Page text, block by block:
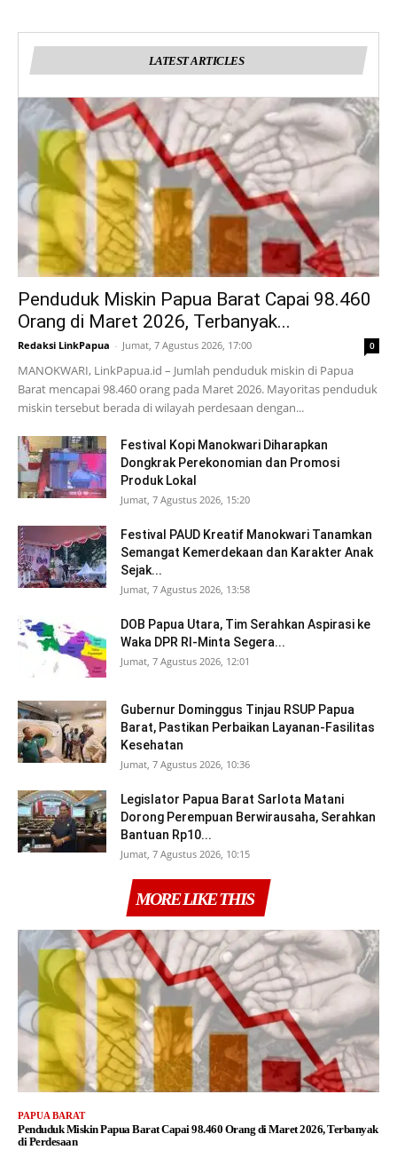
LATEST ARTICLES
Penduduk Miskin Papua Barat Capai 98.460
Orang di Maret 2026, Terbanyak...
Redaksi LinkPapua - Jumat, 7 Agustus 2026, 17:00 0
MANOKWARI, LinkPapua.id – Jumlah penduduk miskin di Papua
Barat mencapai 98.460 orang pada Maret 2026. Mayoritas penduduk
miskin tersebut berada di wilayah perdesaan dengan...
Festival Kopi Manokwari Diharapkan
Dongkrak Perekonomian dan Promosi
Produk Lokal
Jumat, 7 Agustus 2026, 15:20
Festival PAUD Kreatif Manokwari Tanamkan
Semangat Kemerdekaan dan Karakter Anak
Sejak...
Jumat, 7 Agustus 2026, 13:58
DOB Papua Utara, Tim Serahkan Aspirasi ke
Waka DPR RI-Minta Segera...
Jumat, 7 Agustus 2026, 12:01
Gubernur Dominggus Tinjau RSUP Papua
Barat, Pastikan Perbaikan Layanan-Fasilitas
Kesehatan
Jumat, 7 Agustus 2026, 10:36
Legislator Papua Barat Sarlota Matani
Dorong Perempuan Berwirausaha, Serahkan
Bantuan Rp10...
Jumat, 7 Agustus 2026, 10:15
MORE LIKE THIS
PAPUA BARAT
Penduduk Miskin Papua Barat Capai 98.460 Orang di Maret 2026, Terbanyak
di Perdesaan